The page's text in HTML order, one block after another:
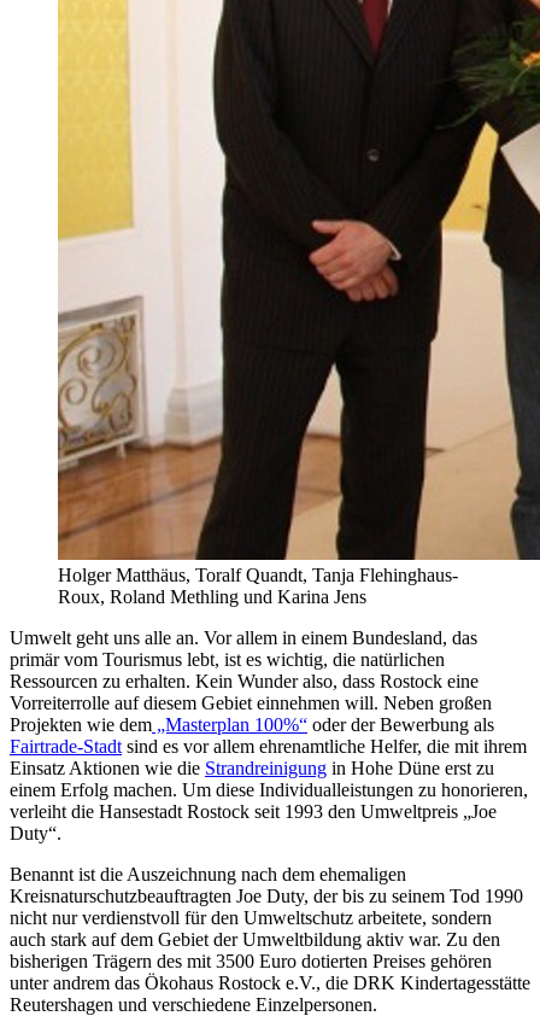
Holger Matthäus, Toralf Quandt, Tanja Flehinghaus-
Roux, Roland Methling und Karina Jens
Umwelt geht uns alle an. Vor allem in einem Bundesland, das
primär vom Tourismus lebt, ist es wichtig, die natürlichen
Ressourcen zu erhalten. Kein Wunder also, dass Rostock eine
Vorreiterrolle auf diesem Gebiet einnehmen will. Neben großen
Projekten wie dem „Masterplan 100%“ oder der Bewerbung als
Fairtrade-Stadt sind es vor allem ehrenamtliche Helfer, die mit ihrem
Einsatz Aktionen wie die Strandreinigung in Hohe Düne erst zu
einem Erfolg machen. Um diese Individualleistungen zu honorieren,
verleiht die Hansestadt Rostock seit 1993 den Umweltpreis „Joe
Duty“.
Benannt ist die Auszeichnung nach dem ehemaligen
Kreisnaturschutzbeauftragten Joe Duty, der bis zu seinem Tod 1990
nicht nur verdienstvoll für den Umweltschutz arbeitete, sondern
auch stark auf dem Gebiet der Umweltbildung aktiv war. Zu den
bisherigen Trägern des mit 3500 Euro dotierten Preises gehören
unter andrem das Ökohaus Rostock e.V., die DRK Kindertagesstätte
Reutershagen und verschiedene Einzelpersonen.